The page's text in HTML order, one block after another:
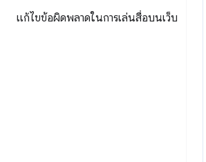
แก้ไขข้อผิดพลาดในการเล่นสื่อบนเว็บ